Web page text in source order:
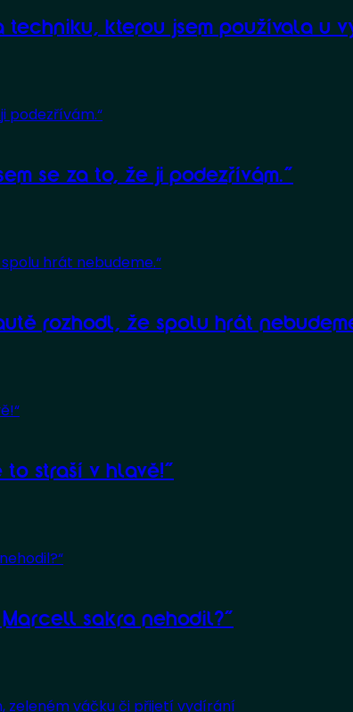
techniku, kterou jsem používala u
se za to, že ji podezřívám.“
rozhodl, že spolu hrát
straší v hlavě!“
sakra nehodil?“